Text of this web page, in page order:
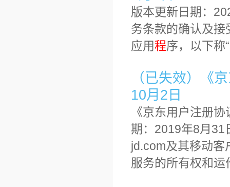
版本更新日期：
务条款的确认及
应用程序，以下称
（已失效）《
10月2日
《京东用户注册
期：2019年8月31
jd.com及其移动客
服务的所有权和运